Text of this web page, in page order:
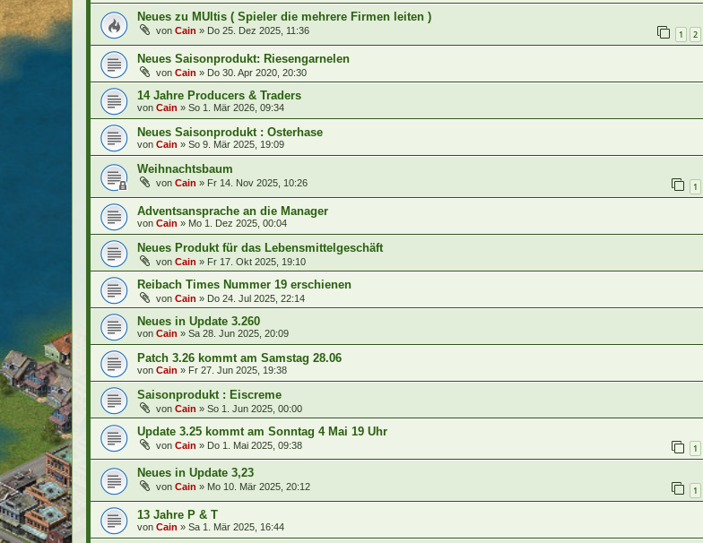
Neues zu MUltis ( Spieler die mehrere Firmen leiten )
von Cain » Do 25. Dez 2025, 11:36 1 2
Neues Saisonprodukt: Riesengarnelen
von Cain » Do 30. Apr 2020, 20:30
14 Jahre Producers & Traders
von Cain » So 1. Mär 2026, 09:34
Neues Saisonprodukt : Osterhase
von Cain » So 9. Mär 2025, 19:09
Weihnachtsbaum
von Cain » Fr 14. Nov 2025, 10:26 1
Adventsansprache an die Manager
von Cain » Mo 1. Dez 2025, 00:04
Neues Produkt für das Lebensmittelgeschäft
von Cain » Fr 17. Okt 2025, 19:10
Reibach Times Nummer 19 erschienen
von Cain » Do 24. Jul 2025, 22:14
Neues in Update 3.260
von Cain » Sa 28. Jun 2025, 20:09
Patch 3.26 kommt am Samstag 28.06
von Cain » Fr 27. Jun 2025, 19:38
Saisonprodukt : Eiscreme
von Cain » So 1. Jun 2025, 00:00
Update 3.25 kommt am Sonntag 4 Mai 19 Uhr
von Cain » Do 1. Mai 2025, 09:38 1
Neues in Update 3,23
von Cain » Mo 10. Mär 2025, 20:12 1
13 Jahre P & T
von Cain » Sa 1. Mär 2025, 16:44